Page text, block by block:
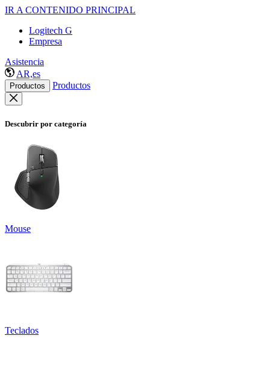
IR A CONTENIDO PRINCIPAL
Logitech G
Empresa
Asistencia
AR,es
Productos Productos
Descubrir por categoría
Mouse
Teclados